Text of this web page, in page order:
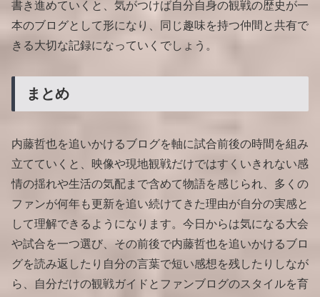
書き進めていくと、気がつけば自分自身の観戦の歴史が一
本のブログとして形になり、同じ趣味を持つ仲間と共有で
きる大切な記録になっていくでしょう。
まとめ
内藤哲也を追いかけるブログを軸に試合前後の時間を組み
立てていくと、映像や現地観戦だけではすくいきれない感
情の揺れや生活の気配まで含めて物語を感じられ、多くの
ファンが何年も更新を追い続けてきた理由が自分の実感と
して理解できるようになります。今日からは気になる大会
や試合を一つ選び、その前後で内藤哲也を追いかけるブロ
グを読み返したり自分の言葉で短い感想を残したりしなが
ら、自分だけの観戦ガイドとファンブログのスタイルを育